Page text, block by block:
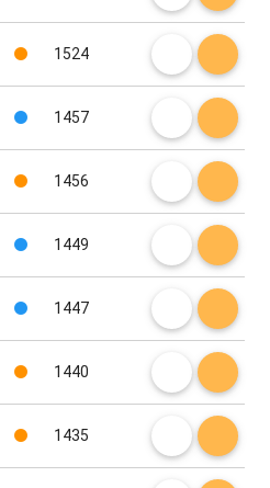
1524
1457
1456
1449
1447
1440
1435